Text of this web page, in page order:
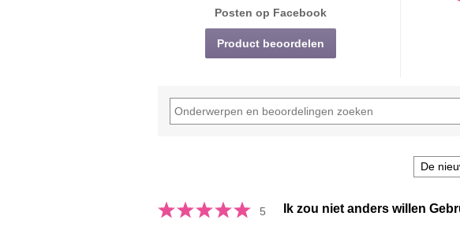
Posten op Facebook
Product beoordelen
5 Ik zou niet anders willen